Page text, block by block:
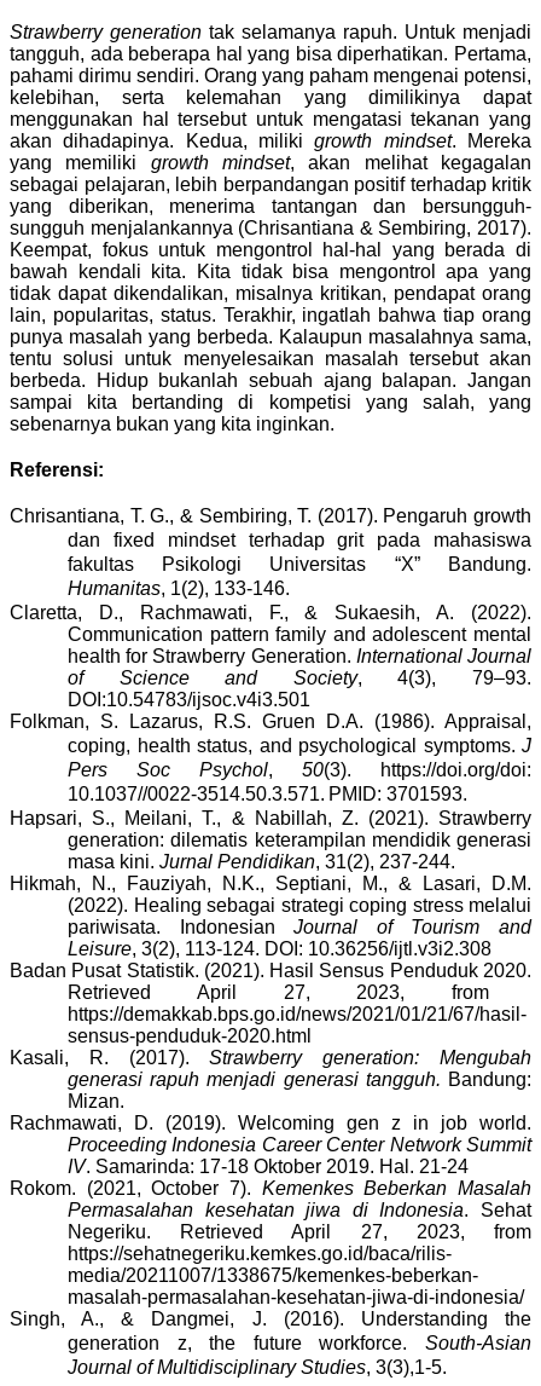
Strawberry generation tak selamanya rapuh. Untuk menjadi
tangguh, ada beberapa hal yang bisa diperhatikan. Pertama,
pahami dirimu sendiri. Orang yang paham mengenai potensi,
kelebihan, serta kelemahan yang dimilikinya dapat
menggunakan hal tersebut untuk mengatasi tekanan yang
akan dihadapinya. Kedua, milikigrowth mindset. Mereka
yang memiliki growth mindset, akan melihat kegagalan
sebagai pelajaran, lebih berpandangan positif terhadap kritik
yang diberikan, menerima tantangan dan bersungguh-
sungguh menjalankannya (Chrisantiana & Sembiring, 2017).
Keempat, fokus untuk mengontrol hal-hal yang berada di
bawah kendali kita. Kita tidak bisa mengontrol apa yang
tidak dapat dikendalikan, misalnya kritikan, pendapat orang
lain, popularitas, status. Terakhir, ingatlah bahwa tiap orang
punya masalah yang berbeda. Kalaupun masalahnya sama,
tentu solusi untuk menyelesaikan masalah tersebut akan
berbeda. Hidup bukanlah sebuah ajang balapan. Jangan
sampai kita bertanding di kompetisi yang salah, yang
sebenarnya bukan yang kita inginkan.
Referensi:
Chrisantiana, T. G., & Sembiring, T. (2017). Pengaruh growth
dan fixed mindset terhadap grit pada mahasiswa
fakultas
Psikologi Universitas “X” Bandung.
Humanitas, 1(2), 133-146.
Claretta, D., Rachmawati, F., & Sukaesih, A. (2022).
Communication pattern family and adolescent mental
health for Strawberry Generation. International Journal
of Science and Society, 4(3), 79–93.
DOI:10.54783/ijsoc.v4i3.501
Folkman, S. Lazarus, R.S. Gruen D.A. (1986). Appraisal,
coping, health status, and psychological symptoms. J
Pers Soc Psychol, 50(3). https://doi.org/doi:
10.1037//0022-3514.50.3.571. PMID: 3701593.
Hapsari, S., Meilani, T., & Nabillah, Z. (2021). Strawberry
generation: dilematis keterampilan mendidik generasi
masa kini. Jurnal Pendidikan, 31(2), 237-244.
Hikmah, N., Fauziyah, N.K., Septiani, M., & Lasari, D.M.
(2022). Healing sebagai strategi coping stress melalui
pariwisata. IndonesianJournal of Tourism and
Leisure, 3(2), 113-124. DOI: 10.36256/ijtl.v3i2.308
Badan Pusat Statistik. (2021). Hasil Sensus Penduduk 2020.
Retrieved April 27, 2023, from
https://demakkab.bps.go.id/news/2021/01/21/67/hasil-
sensus-penduduk-2020.html
Kasali, R. (2017).Strawberry generation: Mengubah
generasi rapuh menjadi generasi tangguh. Bandung:
Mizan.
Rachmawati, D. (2019). Welcoming gen z in job world.
Proceeding Indonesia Career Center Network Summit
IV. Samarinda: 17-18 Oktober 2019. Hal. 21-24
Rokom. (2021, October 7). Kemenkes Beberkan Masalah
Permasalahan kesehatan jiwa di Indonesia. Sehat
Negeriku. Retrieved April 27, 2023, from
https://sehatnegeriku.kemkes.go.id/baca/rilis-
media/20211007/1338675/kemenkes-beberkan-
masalah-permasalahan-kesehatan-jiwa-di-indonesia/
Singh, A., & Dangmei, J. (2016). Understanding the
generation z, the future workforce. South-Asian
Journal of Multidisciplinary Studies, 3(3),1-5.